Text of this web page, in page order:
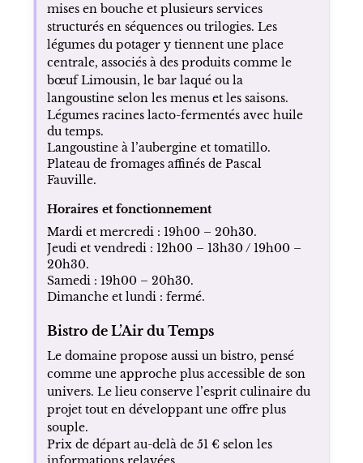
mises en bouche et plusieurs services
structurés en séquences ou trilogies. Les
légumes du potager y tiennent une place
centrale, associés à des produits comme le
bœuf Limousin, le bar laqué ou la
langoustine selon les menus et les saisons.
Légumes racines lacto-fermentés avec huile
du temps.
Langoustine à l’aubergine et tomatillo.
Plateau de fromages affinés de Pascal
Fauville.
Horaires et fonctionnement
Mardi et mercredi : 19h00 – 20h30.
Jeudi et vendredi : 12h00 – 13h30 / 19h00 –
20h30.
Samedi : 19h00 – 20h30.
Dimanche et lundi : fermé.
Bistro de L’Air du Temps
Le domaine propose aussi un bistro, pensé
comme une approche plus accessible de son
univers. Le lieu conserve l’esprit culinaire du
projet tout en développant une offre plus
souple.
Prix de départ au-delà de 51 € selon les